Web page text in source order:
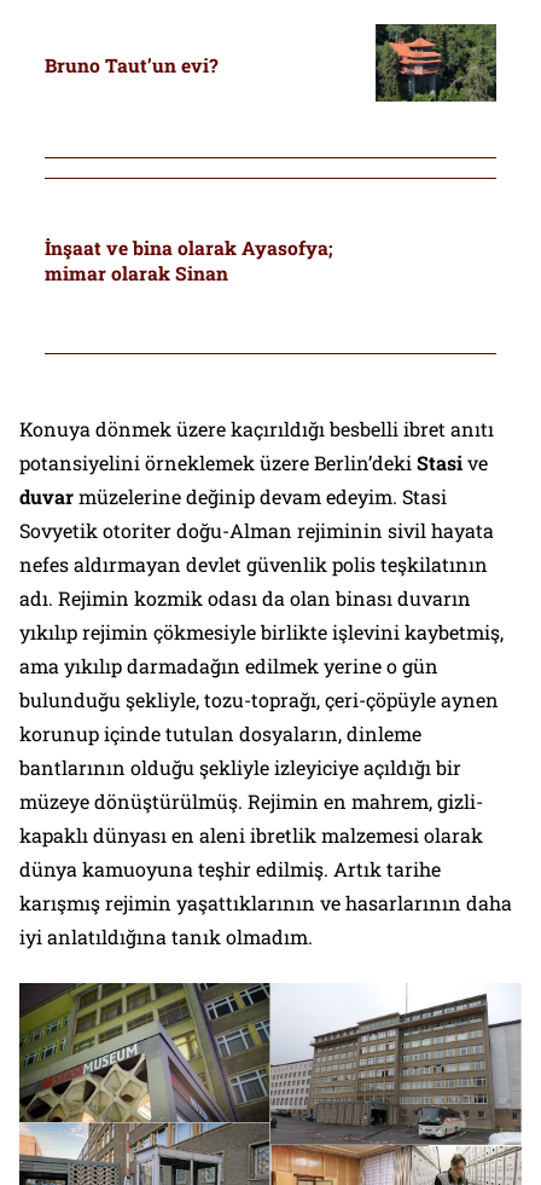
Bruno Taut’un evi?
İnşaat ve bina olarak Ayasofya;
mimar olarak Sinan
Konuya dönmek üzere kaçırıldığı besbelli ibret anıtı
potansiyelini örneklemek üzere Berlin’deki Stasive
duvarmüzelerine değinip devam edeyim. Stasi
Sovyetik otoriter doğu-Alman rejiminin sivil hayata
nefes aldırmayan devlet güvenlik polis teşkilatının
adı. Rejimin kozmik odası da olan binası duvarın
yıkılıp rejimin çökmesiyle birlikte işlevini kaybetmiş,
ama yıkılıp darmadağın edilmek yerine o gün
bulunduğu şekliyle, tozu-toprağı, çeri-çöpüyle aynen
korunup içinde tutulan dosyaların, dinleme
bantlarının olduğu şekliyle izleyiciye açıldığı bir
müzeye dönüştürülmüş. Rejimin en mahrem, gizli-
kapaklı dünyası en aleni ibretlik malzemesi olarak
dünya kamuoyuna teşhir edilmiş. Artık tarihe
karışmış rejimin yaşattıklarının ve hasarlarının daha
iyi anlatıldığına tanık olmadım.